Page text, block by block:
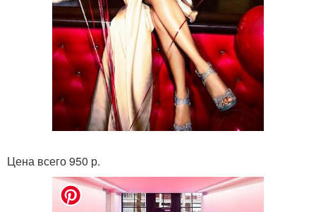
Цена всего 950 р.